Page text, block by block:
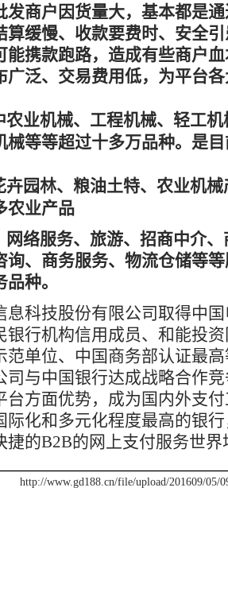
发商户因货量大，基本都是
算缓慢、收款要费时、安全
能携款跑路，造成有些商户
广泛、交易费用低，为平台
农业机械、工程机械、轻工
械等等超过十多万品种。是
卉园林、粮油土特、农业机
农业产品
网络服务、旅游、招商中介
询、商务服务、物流仓储等
种。
息科技股份有限公司取得中
银行机构信用成员、和能投
范单位、中国商务部认证最
司与中国银行达成战略合作
台方面优势，成为国内外支
际化和多元化程度最高的银
捷的B2B的网上支付服务世界